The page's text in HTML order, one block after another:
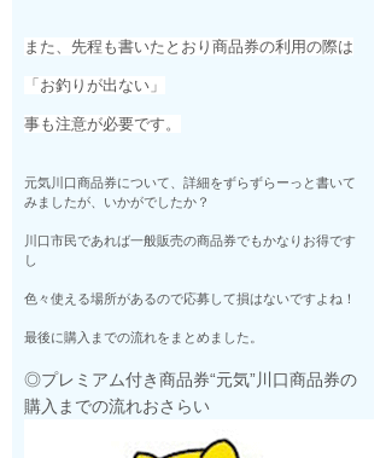
また、先程も書いたとおり商品券の利用の際は
「お釣りが出ない」
事も注意が必要です。
元気川口商品券について、詳細をずらずらーっと書いて
みましたが、いかがでしたか？
川口市民であれば一般販売の商品券でもかなりお得です
し
色々使える場所があるので応募して損はないですよね！
最後に購入までの流れをまとめました。
◎プレミアム付き商品券“元気”川口商品券の
購入までの流れおさらい